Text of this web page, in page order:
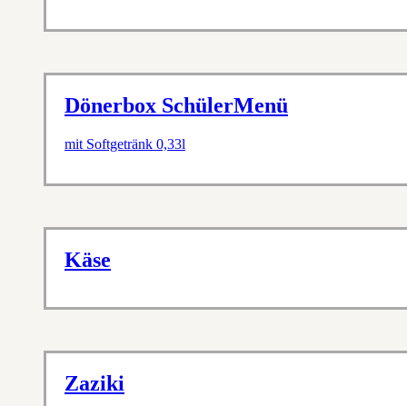
Dönerbox SchülerMenü
mit Softgetränk 0,33l
Käse
Zaziki